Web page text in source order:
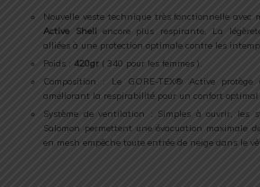
Nouvelle veste technique très fonctionnelle avec
Active Shell encore plus respirante. La
alliées à une protection optimale contre les
Poids :420gr ( 340 pour les femmes ).
Composition : Le GORE-TEX® Active
améliorant la respirabilité pour un confort
Système de ventilation : Simples à ouvrir, les
Salomon permettent une évacuation maximale
en mesh empêche toute entrée de neige dans le